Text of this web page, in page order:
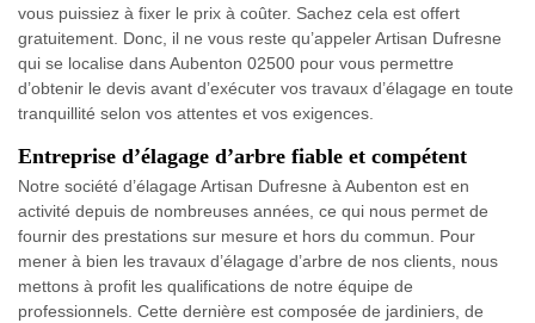
vous puissiez à fixer le prix à coûter. Sachez cela est offert
gratuitement. Donc, il ne vous reste qu’appeler Artisan Dufresne
qui se localise dans Aubenton 02500 pour vous permettre
d’obtenir le devis avant d’exécuter vos travaux d’élagage en toute
tranquillité selon vos attentes et vos exigences.
Entreprise d’élagage d’arbre fiable et compétent
Notre société d’élagage Artisan Dufresne à Aubenton est en
activité depuis de nombreuses années, ce qui nous permet de
fournir des prestations sur mesure et hors du commun. Pour
mener à bien les travaux d’élagage d’arbre de nos clients, nous
mettons à profit les qualifications de notre équipe de
professionnels. Cette dernière est composée de jardiniers, de